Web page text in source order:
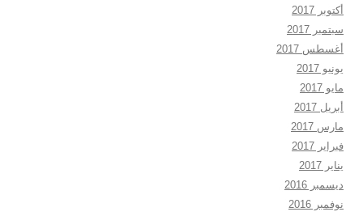
أكتوبر 2017
سبتمبر 2017
أغسطس 2017
يونيو 2017
مايو 2017
أبريل 2017
مارس 2017
فبراير 2017
يناير 2017
ديسمبر 2016
نوفمبر 2016